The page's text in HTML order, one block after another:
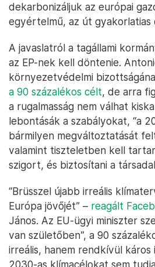
dekarbonizáljuk az európai
egyértelmű, az út gyakorlatias
A javaslatról a tagállami
az EP-nek kell döntenie.
környezetvédelmi
a 90 százalékos célt, de arra
a rugalmasság nem válhat
lebontásák a szabályokat, “a
bármilyen megváltoztatását
valamint tiszteletben kell
szigort, és biztosítani a
“Brüsszel újabb irreális
Európa jövőjét” – reagált
János. Az EU-ügyi miniszter
van születőben”, a 90
irreális, hanem rendkívül káros
2030-as klímacélokat sem